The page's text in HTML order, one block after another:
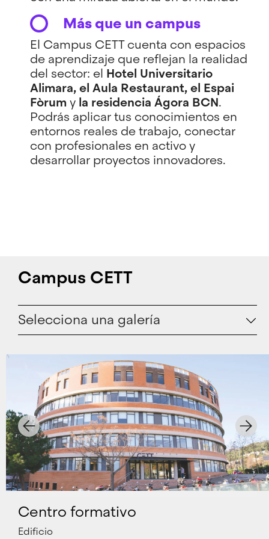
Más que un campus
El Campus CETT cuenta con espacios
de aprendizaje que reflejan la realidad
del sector: el Hotel Universitario
Alimara, el Aula Restaurant, el Espai
Fòrum y la residencia Ágora BCN.
Podrás aplicar tus conocimientos en
entornos reales de trabajo, conectar
con profesionales en activo y
desarrollar proyectos innovadores.
Campus CETT
Selecciona una galería
Centro formativo
Edificio